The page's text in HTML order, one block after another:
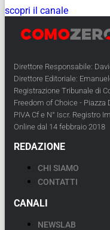
scopri il canale
Direttore Responsabile:
Direttore Editoriale:
Registrazione Tribunale di
Freedom of Choice - Piazza
PIVA Cf e N° Iscr. Registro
Online dal 14 febbraio 2018
REDAZIONE
CHI SIAMO
CONTATTI
CANALI
NEWSLAB